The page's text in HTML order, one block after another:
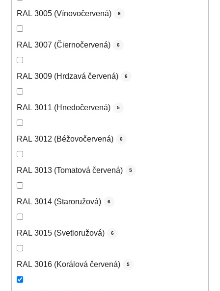
RAL 3005 (Vínovočervená) 6
RAL 3007 (Čiernočervená) 6
RAL 3009 (Hrdzavá červená) 6
RAL 3011 (Hnedočervená) 5
RAL 3012 (Béžovočervená) 6
RAL 3013 (Tomatová červená) 5
RAL 3014 (Staroružová) 6
RAL 3015 (Svetloružová) 6
RAL 3016 (Korálová červená) 5